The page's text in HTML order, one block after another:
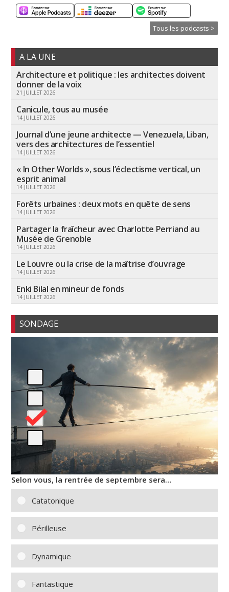
Tous les podcasts >
A LA UNE
Architecture et politique : les architectes doivent
donner de la voix
21 JUILLET 2026
Canicule, tous au musée
14 JUILLET 2026
Journal d’une jeune architecte — Venezuela, Liban,
vers des architectures de l’essentiel
14 JUILLET 2026
« In Other Worlds », sous l’éclectisme vertical, un
esprit animal
14 JUILLET 2026
Forêts urbaines : deux mots en quête de sens
14 JUILLET 2026
Partager la fraîcheur avec Charlotte Perriand au
Musée de Grenoble
14 JUILLET 2026
Le Louvre ou la crise de la maîtrise d’ouvrage
14 JUILLET 2026
Enki Bilal en mineur de fonds
14 JUILLET 2026
SONDAGE
Selon vous, la rentrée de septembre sera…
Catatonique
Périlleuse
Dynamique
Fantastique